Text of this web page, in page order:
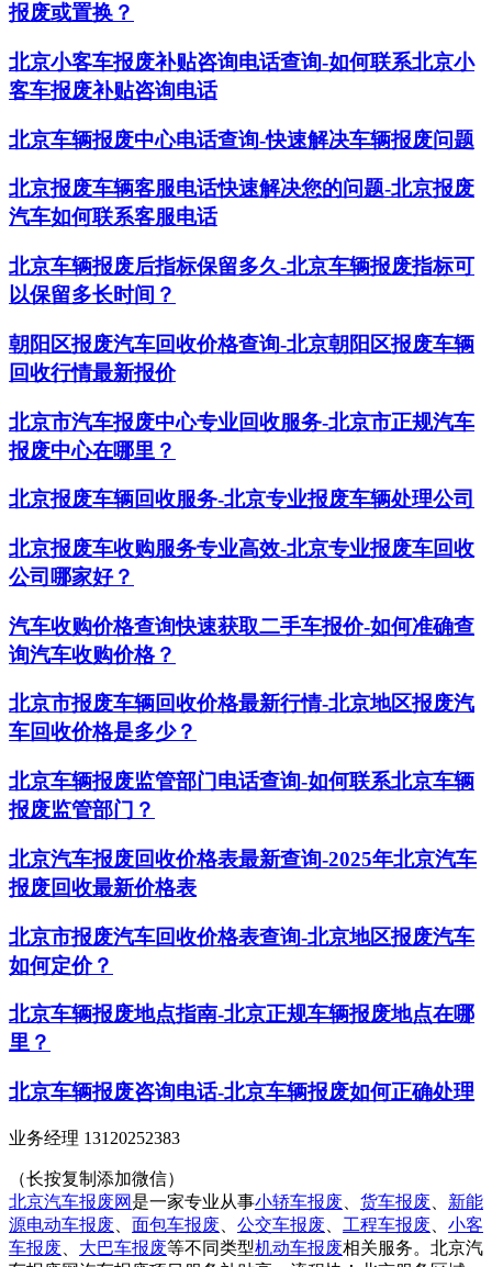
报废或置换？
北京小客车报废补贴咨询电话查询-如何联系北京小
客车报废补贴咨询电话
北京车辆报废中心电话查询-快速解决车辆报废问题
北京报废车辆客服电话快速解决您的问题-北京报废
汽车如何联系客服电话
北京车辆报废后指标保留多久-北京车辆报废指标可
以保留多长时间？
朝阳区报废汽车回收价格查询-北京朝阳区报废车辆
回收行情最新报价
北京市汽车报废中心专业回收服务-北京市正规汽车
报废中心在哪里？
北京报废车辆回收服务-北京专业报废车辆处理公司
北京报废车收购服务专业高效-北京专业报废车回收
公司哪家好？
汽车收购价格查询快速获取二手车报价-如何准确查
询汽车收购价格？
北京市报废车辆回收价格最新行情-北京地区报废汽
车回收价格是多少？
北京车辆报废监管部门电话查询-如何联系北京车辆
报废监管部门？
北京汽车报废回收价格表最新查询-2025年北京汽车
报废回收最新价格表
北京市报废汽车回收价格表查询-北京地区报废汽车
如何定价？
北京车辆报废地点指南-北京正规车辆报废地点在哪
里？
北京车辆报废咨询电话-北京车辆报废如何正确处理
业务经理 13120252383
（长按复制添加微信）
北京汽车报废网 是一家专业从事小轿车报废 货车报废
新能
源电动车报废
面包车报废 公交车报废 工程车报废
小客
车报废
大巴车报废等不同类型机动车报废相关服务。北京汽